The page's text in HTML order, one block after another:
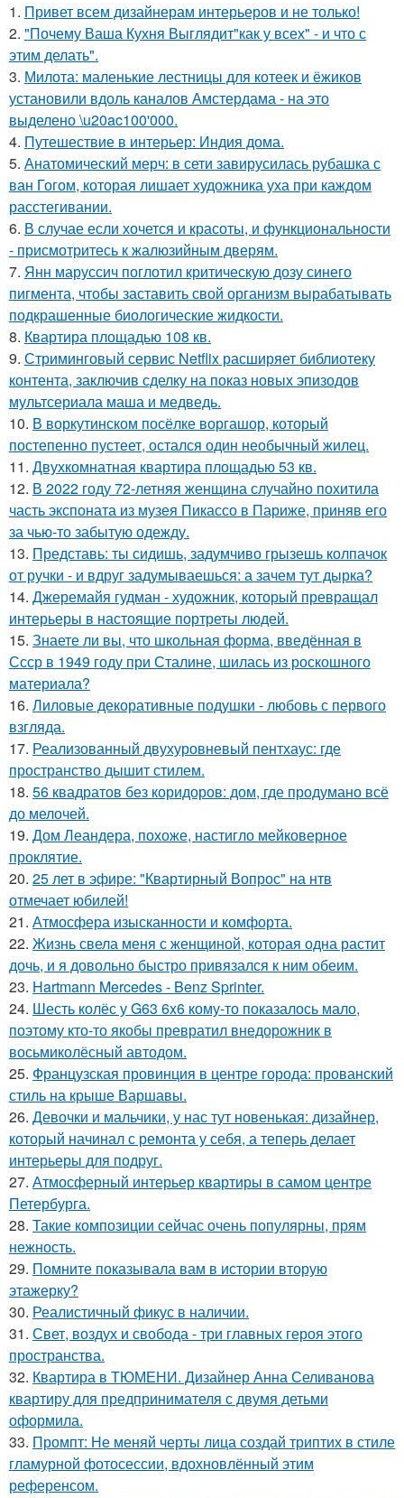
1. Привет всем дизайнерам интерьеров и не только!
2. "Почему Ваша Кухня Выглядит"как у всех" - и что с
этим делать".
3. Милота: маленькие лестницы для котеек и ёжиков
установили вдоль каналов Амстердама - на это
выделено \u20ac100'000.
4. Путешествие в интерьер: Индия дома.
5. Анатомический мерч: в сети завирусилась рубашка с
ван Гогом, которая лишает художника уха при каждом
расстегивании.
6. В случае если хочется и красоты, и функциональности
- присмотритесь к жалюзийным дверям.
7. Янн маруссич поглотил критическую дозу синего
пигмента, чтобы заставить свой организм вырабатывать
подкрашенные биологические жидкости.
8. Квартира площадью 108 кв.
9. Стриминговый сервис Netflix расширяет библиотеку
контента, заключив сделку на показ новых эпизодов
мультсериала маша и медведь.
10. В воркутинском посёлке воргашор, который
постепенно пустеет, остался один необычный жилец.
11. Двухкомнатная квартира площадью 53 кв.
12. В 2022 году 72-летняя женщина случайно похитила
часть экспоната из музея Пикассо в Париже, приняв его
за чью-то забытую одежду.
13. Представь: ты сидишь, задумчиво грызешь колпачок
от ручки - и вдруг задумываешься: а зачем тут дырка?
14. Джеремайя гудман - художник, который превращал
интерьеры в настоящие портреты людей.
15. Знаете ли вы, что школьная форма, введённая в
Ссср в 1949 году при Сталине, шилась из роскошного
материала?
16. Лиловые декоративные подушки - любовь с первого
взгляда.
17. Реализованный двухуровневый пентхаус: где
пространство дышит стилем.
18. 56 квадратов без коридоров: дом, где продумано всё
до мелочей.
19. Дом Леандера, похоже, настигло мейковерное
проклятие.
20. 25 лет в эфире: "Квартирный Вопрос" на нтв
отмечает юбилей!
21. Атмосфера изысканности и комфорта.
22. Жизнь свела меня с женщиной, которая одна растит
дочь, и я довольно быстро привязался к ним обеим.
23. Hartmann Mercedes - Benz Sprinter.
24. Шесть колёс у G63 6x6 кому-то показалось мало,
поэтому кто-то якобы превратил внедорожник в
восьмиколёсный автодом.
25. Французская провинция в центре города: прованский
стиль на крыше Варшавы.
26. Девочки и мальчики, у нас тут новенькая: дизайнер,
который начинал с ремонта у себя, а теперь делает
интерьеры для подруг.
27. Атмосферный интерьер квартиры в самом центре
Петербурга.
28. Такие композиции сейчас очень популярны, прям
нежность.
29. Помните показывала вам в истории вторую
этажерку?
30. Реалистичный фикус в наличии.
31. Свет, воздух и свобода - три главных героя этого
пространства.
32. Квартира в ТЮМЕНИ. Дизайнер Анна Селиванова
квартиру для предпринимателя с двумя детьми
оформила.
33. Промпт: Не меняй черты лица создай триптих в стиле
гламурной фотосессии, вдохновлённый этим
референсом.